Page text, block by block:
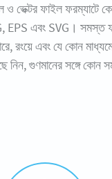
ও ভেক্টর ফাইল ফরম্যাটে
EPS এবং SVG। সমস্ত
রংয়ে এবং যে কোন
নিন, গুণমানের সঙ্গে কোন